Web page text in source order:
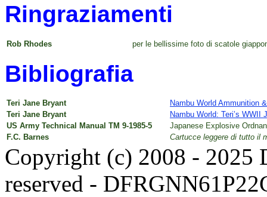
Ringraziamenti
Rob Rhodes per le bellissime foto di scatole
Bibliografia
Teri Jane Bryant
Nambu World Ammunition
Teri Jane Bryant
Nambu World: Teri’s WWII
US Army Technical Manual TM 9-1985-5
Japanese Explosive
F.C. Barnes
Cartucce leggere di tutto il
Copyright (c) 2008 - 2025
reserved -